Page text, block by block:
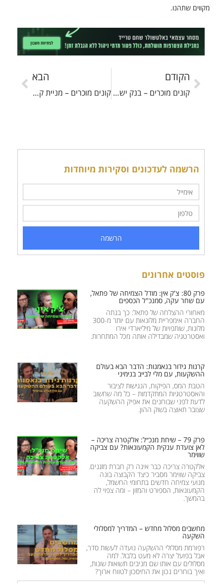
מקווים שתהנו.
הקודם
קונים מוכרים – בנק ישראל מפוצץ את בועת ה – 80/20
הבא
קונים מוכרים – מניית קבוצת דלק
הרשמה לעדכונים וסקירות מיוחדות
הרשמה
פוסטים אחרונים
פרק 80: צ'ק אין: מודל הצמיחה של פתאל,
עם שחר עקה, סמנכ"ל הכספים
מאחורי ההצלחה של פתאל: כך בנתה
החברה אימפריית מלונאות עם יותר מ-300
מלונות, שותפויות של מיליארדי אירו
ואסטרטגיה שמבדילה אותה מכל המתחרות.
קרנות גידור בנאמנות: הדבר הבא בעולם
ההשקעות, עם מלי לבייב בנימיני
הטבת המס, הפיקוח, הנגישות לציבור
והאסטרטגיות המתקדמות – כל מה שחשוב
לדעת לפני שבוחנים את אפיק ההשקעה
שצובר תאוצה בשוק ההון.
פרק 79 – שיחת מנכ״ל: אלקטרה צריכה –
לאן צועדת ענקית הקמעונאות? עם צביקה
שווימר
אלקטרה צריכה כבר אינה רק חברת מזגנים.
צביקה שווימר מסביר כיצד הקבוצה בונה
מנועי צמיחה חדשים בתחומי החשמל,
הקמעונאות, הספורט והמזון – ומה צפוי לה
בהמשך.
מחשבים מסלול מחדש – המדריך למסלולי
השקעה
רפורמת מסלולי ההשקעה נועדה לעשות סדר,
אבל בפועל יצרה לא מעט בלבול. למה
מסלולים עם אותו שם מניבים תשואות שונות,
ואיך בוחרים נכון את החיסכון לטווח ארוך?